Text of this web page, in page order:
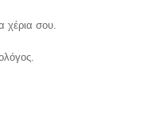
χέρια σου.